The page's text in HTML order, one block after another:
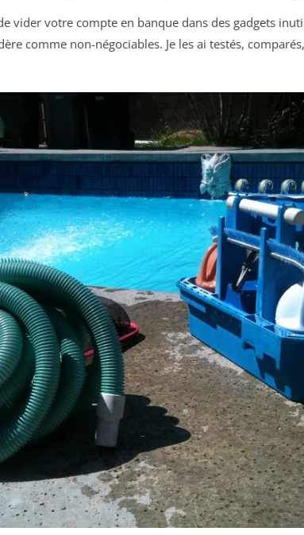
vider votre compte en banque dans des gadgets
comme non-négociables. Je les ai testés,